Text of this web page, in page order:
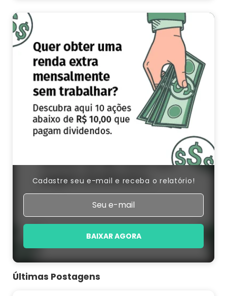
Cadastre seu e-mail e receba o relatório!
BAIXAR AGORA
Últimas Postagens